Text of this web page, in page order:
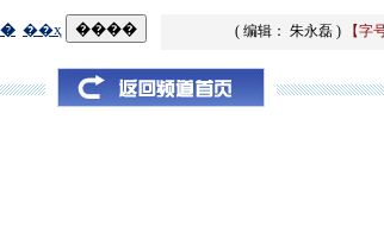
( 编辑： 朱永磊 ) 【字